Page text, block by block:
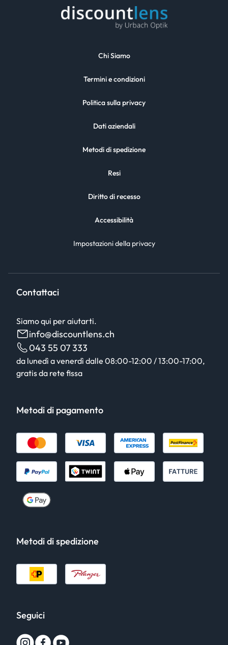
Chi Siamo
Termini e condizioni
Politica sulla privacy
Dati aziendali
Metodi di spedizione
Resi
Diritto di recesso
Accessibilità
Impostazioni della privacy
Contattaci
Siamo qui per aiutarti.
info@discountlens.ch
043 55 07 333
da lunedì a venerdì dalle 08:00-12:00 / 13:00-17:00,
gratis da rete fissa
Metodi di pagamento
Metodi di spedizione
Seguici